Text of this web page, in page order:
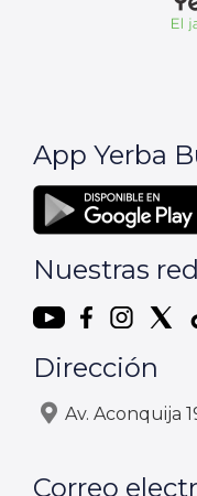
App Yerba
Nuestras
Dirección
Av. Aconquija
Correo